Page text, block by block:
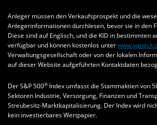
Anleger müssen den Verkaufsprospekt und die
Anlegerinformationen durchlesen, bevor sie in den
Diese sind auf Englisch, und die KID in bestimmten
verfügbar und können kostenlos unter
Verwaltungsgesellschaft oder von der lokalen
auf dieser Website aufgeführten Kontaktdaten
Der S&P 500® Index umfasst die Stammaktien von
Sektoren Industrie, Versorgung, Finanzen und
Streubesitz-Marktkapitalisierung. Der Index wird
kein investierbares Wertpapier.